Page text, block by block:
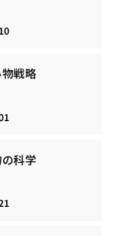
戦略
科学